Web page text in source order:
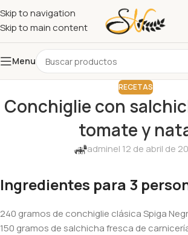
Skip to navigation
Skip to main content
Menu
RECETAS
Conchiglie con
tomate y
adminel 12 de abril de
Ingredientes para 3
240 gramos de conchiglie clásica Spiga
150 gramos de salchicha fresca de